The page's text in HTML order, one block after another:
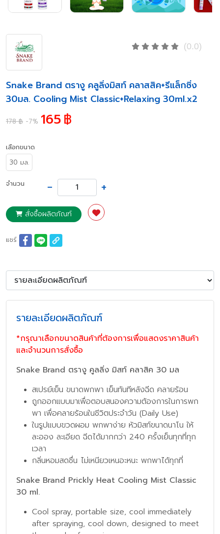
(0.0)
Snake Brand ตรางู คลูลิ่งมิสท์ คลาสสิค+รีแล็กซิ่ง
30มล. Cooling Mist Classic+Relaxing 30ml.x2
178 ฿ -7% 165฿
เลือกขนาด
30 มล.
จำนวน - +
สั่งซื้อผลิตภัณฑ์
แชร์
รายละเอียดผลิตภัณฑ์
*กรุณาเลือกขนาดสินค้าที่ต้องการเพื่อแสดงราคาสินค้า
และจำนวนการสั่งซื้อ
Snake Brand ตรางู คูลลิ่ง มิสท์ คลาสิค 30 มล
สเปรย์เย็น ขนาดพกพา เย็นทันทีหลังฉีด คลายร้อน
ถูกออกแบบมาเพื่อตอบสนองความต้องการในการพก
พา เพื่อคลายร้อนในชีวิตประจำวัน (Daily Use)
ในรูปแบบขวดผอม พกพาง่าย หัวมิสท์ขนาดนาโน ให้
ละออง ละเอียด ฉีดได้มากกว่า 240 ครั้งเย็นทุกที่ทุก
เวลา
กลิ่นหอมสดชื่น ไม่เหนียวเหนอะหนะ พกพาได้ทุกที่
Snake Brand Prickly Heat Cooling Mist Classic
30 ml.
Cool spray, portable size, cool immediately
after spraying, cool down, designed to meet